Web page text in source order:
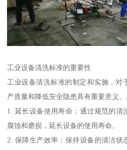
工业设备清洗标准的重要性
工业设备清洗标准的制定和实施，对
产质量和降低安全隐患具有重要意义
1. 延长设备使用寿命：通过规范的清
腐蚀和磨损，延长设备的使用寿命。
2. 保障生产效率：保持设备的清洁状